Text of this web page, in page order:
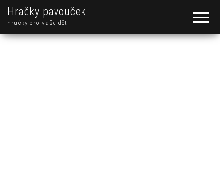
Hračky pavouček
hračky pro vaše děti